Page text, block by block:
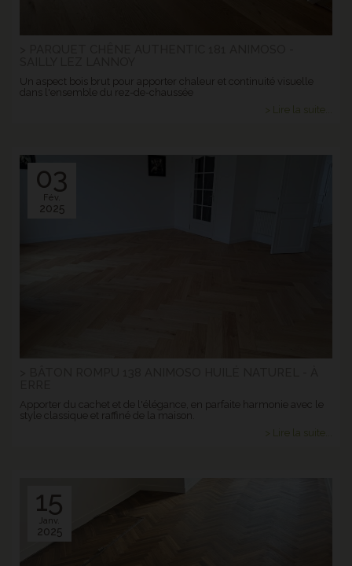
Un aspect bois brut pour apporter chaleur et continuité visuelle
dans l'ensemble du rez-de-chaussée
> Lire la suite...
03
Fév.
2025
Apporter du cachet et de l'élégance, en parfaite harmonie avec le
style classique et raffiné de la maison.
> Lire la suite...
15
Janv.
2025